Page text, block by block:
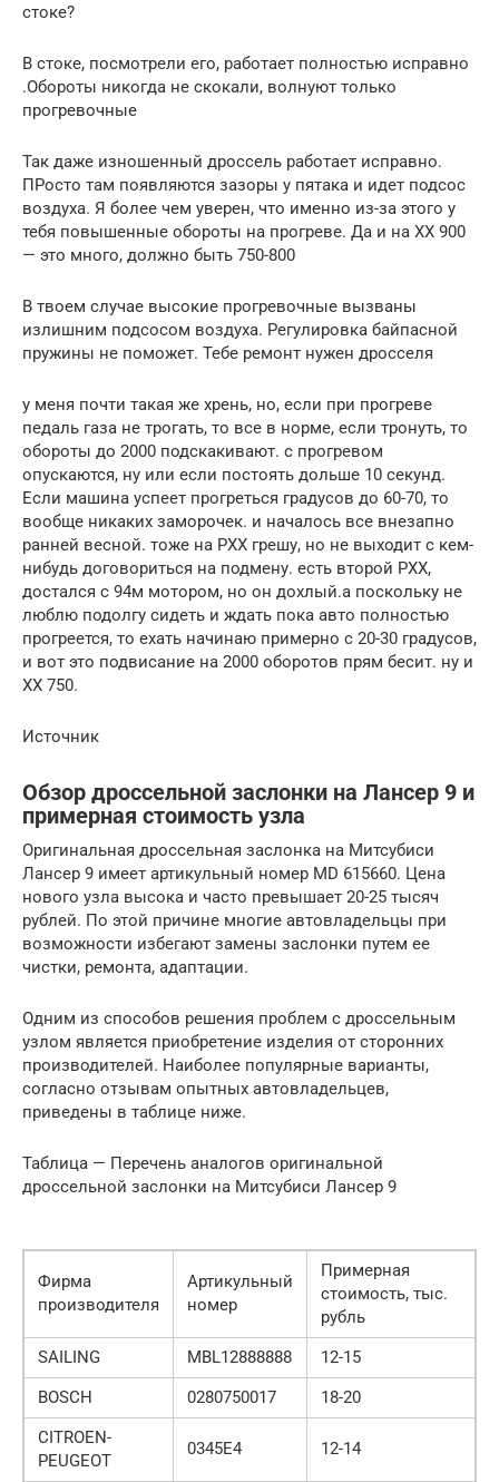
стоке?
В стоке, посмотрели его, работает полностью исправно
.Обороты никогда не скокали, волнуют только
прогревочные
Так даже изношенный дроссель работает исправно.
ПРосто там появляются зазоры у пятака и идет подсос
воздуха. Я более чем уверен, что именно из-за этого у
тебя повышенные обороты на прогреве. Да и на ХХ 900
— это много, должно быть 750-800
В твоем случае высокие прогревочные вызваны
излишним подсосом воздуха. Регулировка байпасной
пружины не поможет. Тебе ремонт нужен дросселя
у меня почти такая же хрень, но, если при прогреве
педаль газа не трогать, то все в норме, если тронуть, то
обороты до 2000 подскакивают. с прогревом
опускаются, ну или если постоять дольше 10 секунд.
Если машина успеет прогреться градусов до 60-70, то
вообще никаких заморочек. и началось все внезапно
ранней весной. тоже на РХХ грешу, но не выходит с кем-
нибудь договориться на подмену. есть второй РХХ,
достался с 94м мотором, но он дохлый.а поскольку не
люблю подолгу сидеть и ждать пока авто полностью
прогреется, то ехать начинаю примерно с 20-30 градусов,
и вот это подвисание на 2000 оборотов прям бесит. ну и
ХХ 750.
Источник
Обзор дроссельной заслонки на Лансер 9 и
примерная стоимость узла
Оригинальная дроссельная заслонка на Митсубиси
Лансер 9 имеет артикульный номер MD 615660. Цена
нового узла высока и часто превышает 20-25 тысяч
рублей. По этой причине многие автовладельцы при
возможности избегают замены заслонки путем ее
чистки, ремонта, адаптации.
Одним из способов решения проблем с дроссельным
узлом является приобретение изделия от сторонних
производителей. Наиболее популярные варианты,
согласно отзывам опытных автовладельцев,
приведены в таблице ниже.
Таблица — Перечень аналогов оригинальной
дроссельной заслонки на Митсубиси Лансер 9
Фирма
производителя
Артикульный
номер
Примерная
стоимость, тыс.
рубль
SAILING
MBL12888888
12-15
BOSCH
0280750017
18-20
CITROEN-
PEUGEOT
0345E4 12-14